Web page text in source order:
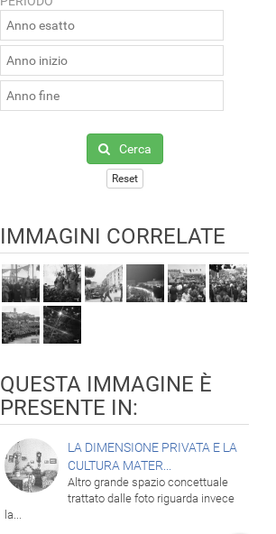
Cerca
Reset
IMMAGINI CORRELATE
QUESTA IMMAGINE È
PRESENTE IN:
LA DIMENSIONE PRIVATA E LA
CULTURA MATER...
Altro grande spazio concettuale
trattato dalle foto riguarda invece
la...